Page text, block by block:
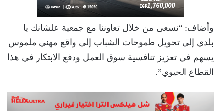
وأضاف: “نسعى من خلال تعاوننا مع جمعية علشانك يا
بلدي إلى تحويل طموحات الشباب إلى واقع مهني ملموس
يسهم في تعزيز تنافسية سوق العمل ودفع الابتكار في هذا
القطاع الحيوي”.